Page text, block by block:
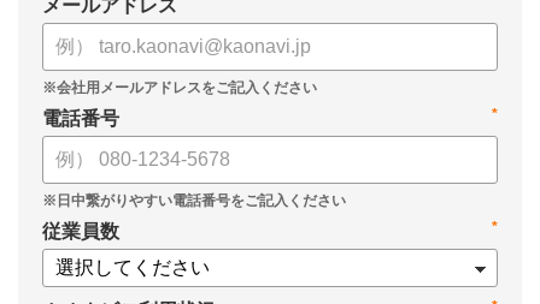
メールアドレス
*
電話番号
*
従業員数